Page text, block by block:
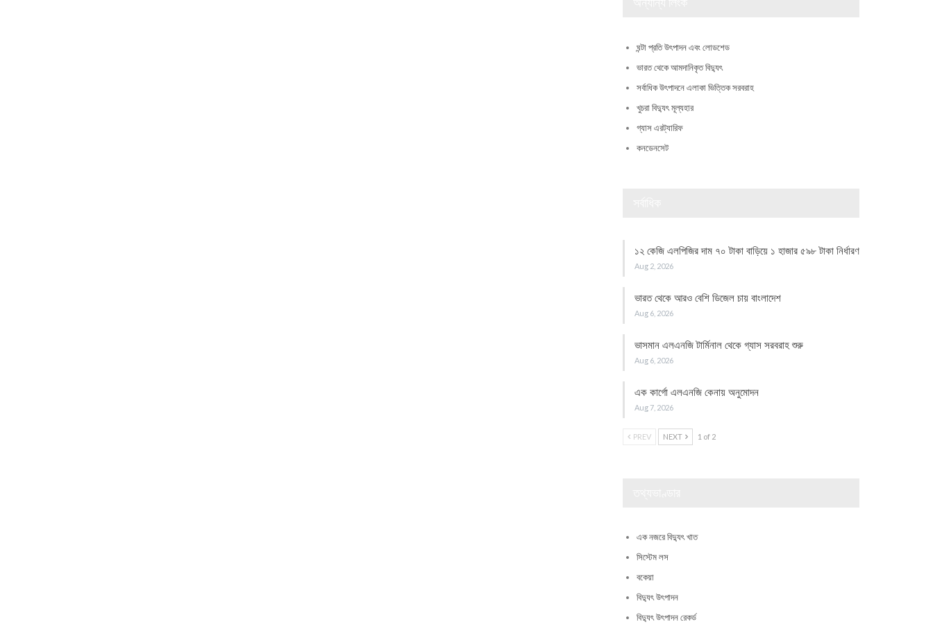
ঘন্টা প্রতি উৎপাদন এবং লোডশেড
ভারত থেকে আমদানিকৃত বিদ্যুৎ
সর্বাধিক উৎপাদনে এলাকা ভিত্তিক সরবরাহ
খুচরা বিদ্যুৎ মূল্যহার
গ্যাস এরট্যারিফ
কনডেনসেট
১২ কেজি এলপিজির দাম ৭০ টাকা বাড়িয়ে ১ হাজার ৫৯৮ টাকা নির্ধারণ
Aug 2, 2026
ভারত থেকে আরও বেশি ডিজেল চায় বাংলাদেশ
Aug 6, 2026
ভাসমান এলএনজি টার্মিনাল থেকে গ্যাস সরবরাহ শুরু
Aug 6, 2026
এক কার্গো এলএনজি কেনায় অনুমোদন
Aug 7, 2026
PREV NEXT 1 of 2
এক নজরে বিদ্যুৎ খাত
সিস্টেম লস
বকেয়া
বিদ্যুৎ উৎপাদন
বিদ্যুৎ উৎপাদন রেকর্ড